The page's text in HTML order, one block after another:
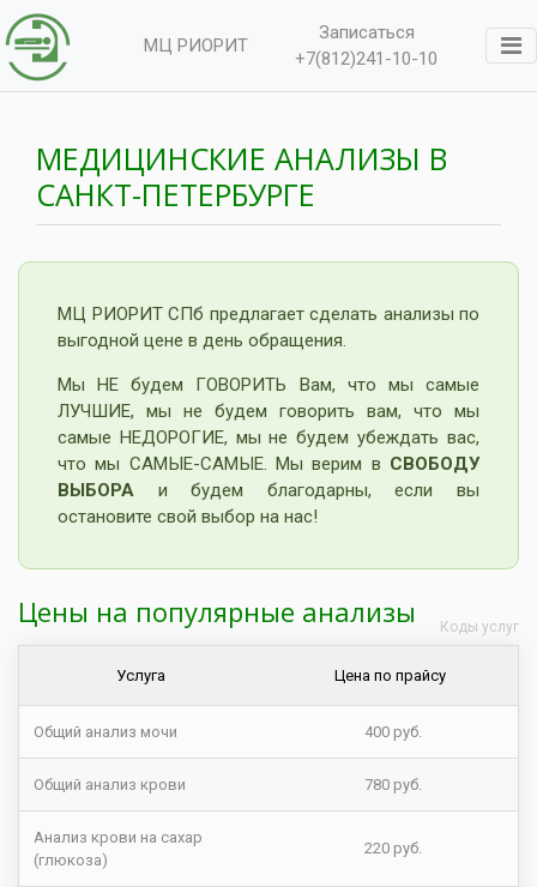
МЦ РИОРИТ
Записаться
+7(812)241-10-10
МЕДИЦИНСКИЕ АНАЛИЗЫ В
САНКТ-ПЕТЕРБУРГЕ
МЦ РИОРИТ СПб предлагает сделать анализы по
выгодной цене в день обращения.
Мы НЕ будем ГОВОРИТЬ Вам, что мы самые
ЛУЧШИЕ, мы не будем говорить вам, что мы
самые НЕДОРОГИЕ, мы не будем убеждать вас,
что мы САМЫЕ-САМЫЕ. Мы верим в СВОБОДУ
ВЫБОРА и будем благодарны, если вы
остановите свой выбор на нас!
Цены на популярные анализы
Услуга Цена по прайсу
Общий анализ мочи 400 руб.
Общий анализ крови 780 руб.
Анализ крови на сахар
(глюкоза)
220 руб.
Коды услуг